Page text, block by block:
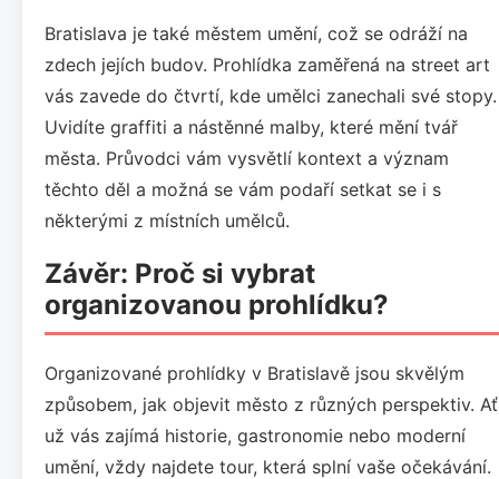
Bratislava je také městem umění, což se odráží na
zdech jejích budov. Prohlídka zaměřená na street art
vás zavede do čtvrtí, kde umělci zanechali své stopy.
Uvidíte graffiti a nástěnné malby, které mění tvář
města. Průvodci vám vysvětlí kontext a význam
těchto děl a možná se vám podaří setkat se i s
některými z místních umělců.
Závěr: Proč si vybrat
organizovanou prohlídku?
Organizované prohlídky v Bratislavě jsou skvělým
způsobem, jak objevit město z různých perspektiv. Ať
už vás zajímá historie, gastronomie nebo moderní
umění, vždy najdete tour, která splní vaše očekávání.